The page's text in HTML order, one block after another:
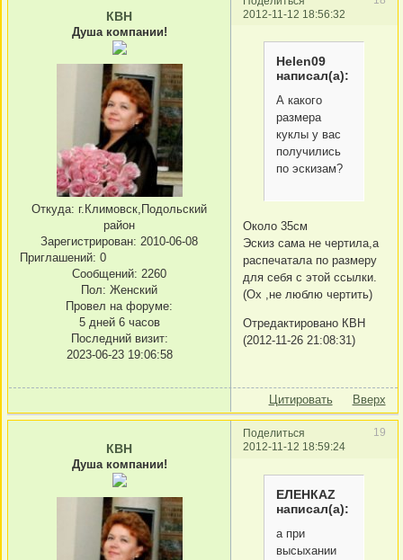
2012-11-12 18:56:32
КВН
Душа компании!
Откуда: г.Климовск,Подольский
район
Зарегистрирован: 2010-06-08
Приглашений: 0
Сообщений: 2260
Пол: Женский
Провел на форуме:
5 дней 6 часов
Последний визит:
2023-06-23 19:06:58
Helen09
написал(а):
А какого
размера
куклы у вас
получились
по эскизам?
Около 35см
Эскиз сама не чертила,а
распечатала по размеру
для себя с этой ссылки.
(Ох ,не люблю чертить)
Отредактировано КВН
(2012-11-26 21:08:31)
Цитировать Вверх
Поделиться
19
2012-11-12 18:59:24
КВН
Душа компании!
ЕЛЕНКАZ
написал(а):
а при
высыхании